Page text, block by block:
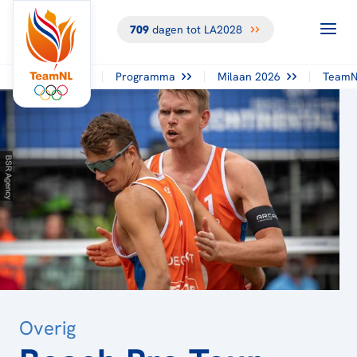
709dagen tot LA2028
Programma Milaan 2026
Overig
TERUG NAAR
OVERZICHT